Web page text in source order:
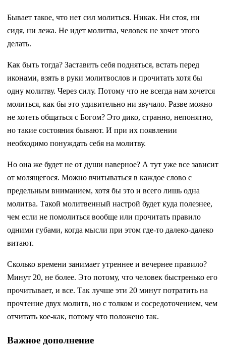
Бывает такое, что нет сил молиться. Никак. Ни стоя, ни
сидя, ни лежа. Не идет молитва, человек не хочет этого
делать.
Как быть тогда? Заставить себя подняться, встать перед
иконами, взять в руки молитвослов и прочитать хотя бы
одну молитву. Через силу. Потому что не всегда нам хочется
молиться, как бы это удивительно ни звучало. Разве можно
не хотеть общаться с Богом? Это дико, странно, непонятно,
но такие состояния бывают. И при их появлении
необходимо понуждать себя на молитву.
Но она же будет не от души наверное? А тут уже все зависит
от молящегося. Можно вчитываться в каждое слово с
предельным вниманием, хотя бы это и всего лишь одна
молитва. Такой молитвенный настрой будет куда полезнее,
чем если не помолиться вообще или прочитать правило
одними губами, когда мысли при этом где-то далеко-далеко
витают.
Сколько времени занимает утреннее и вечернее правило?
Минут 20, не более. Это потому, что человек быстренько его
прочитывает, и все. Так лучше эти 20 минут потратить на
прочтение двух молитв, но с толком и сосредоточением, чем
отчитать кое-как, потому что положено так.
Важное дополнение